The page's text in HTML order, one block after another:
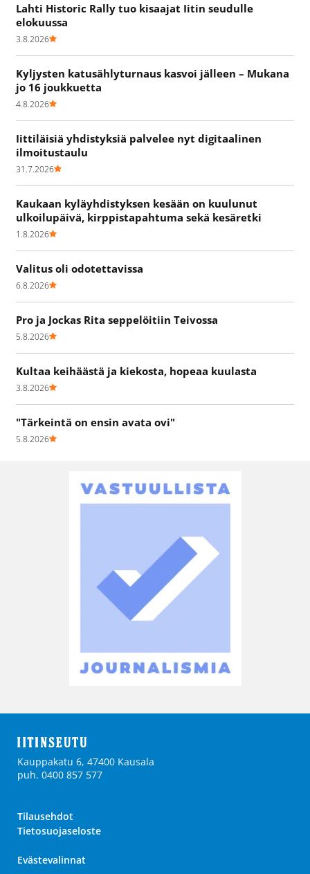
Lahti Historic Rally tuo kisaajat Iitin seudulle
elokuussa
3.8.2026
Kyljysten katusählyturnaus kasvoi jälleen – Mukana
jo 16 joukkuetta
4.8.2026
Iittiläisiä yhdistyksiä palvelee nyt digitaalinen
ilmoitustaulu
31.7.2026
Kaukaan kyläyhdistyksen kesään on kuulunut
ulkoilupäivä, kirppistapahtuma sekä kesäretki
1.8.2026
Valitus oli odotettavissa
6.8.2026
Pro ja Jockas Rita seppelöitiin Teivossa
5.8.2026
Kultaa keihäästä ja kiekosta, hopeaa kuulasta
3.8.2026
"Tärkeintä on ensin avata ovi"
5.8.2026
Kauppakatu 6, 47400 Kausala
puh. 0400 857 577
Tilausehdot
Tietosuojaseloste
Evästevalinnat